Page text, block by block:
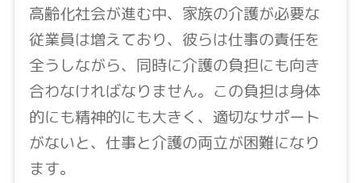
高齢化社会が進む中、家族の介護が必要な
従業員は増えており、彼らは仕事の責任を
全うしながら、同時に介護の負担にも向き
合わなければなりません。この負担は身体
的にも精神的にも大きく、適切なサポート
がないと、仕事と介護の両立が困難になり
ます。